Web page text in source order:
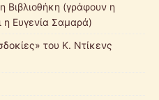
Βιβλιοθήκη (γράφουν η
η Ευγενία Σαμαρά)
του Κ. Ντίκενς